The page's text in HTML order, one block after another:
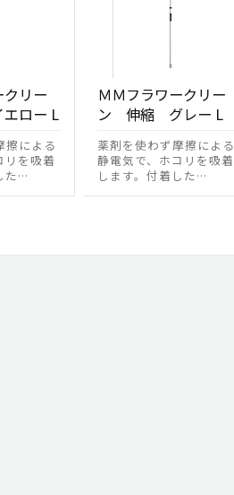
クリー
ロー L
擦による
リを吸着
た…
ＭＭフラワークリー
ン 伸縮 グレー L
薬剤を使わず摩擦による
静電気で、ホコリを吸着
します。付着した…